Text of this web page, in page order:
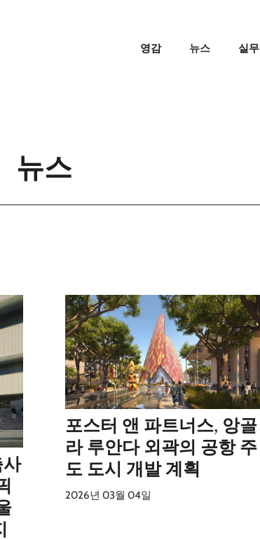
영감 뉴스 실무
뉴스
포스터 앤 파트너스, 앙골
라 루안다 외곽의 공항 주
도 도시 개발 계획
2026년 03월 04일